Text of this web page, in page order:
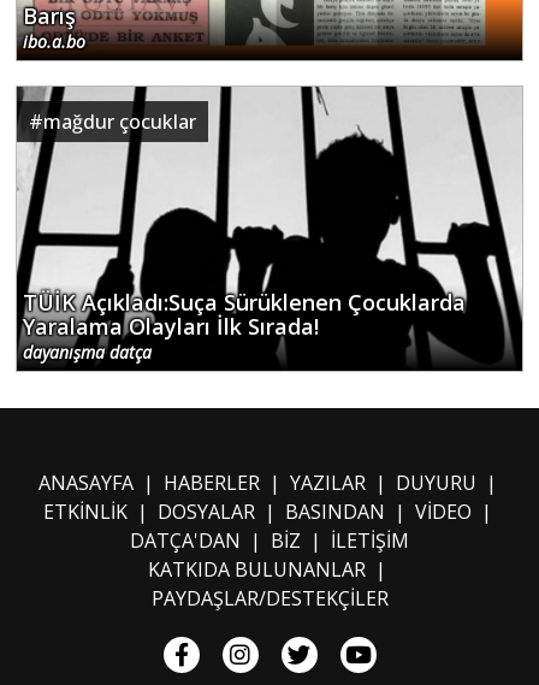
Barış
ibo.a.bo
#mağdur çocuklar
TÜİK Açıkladı:Suça Sürüklenen Çocuklarda
Yaralama Olayları İlk Sırada!
dayanışma datça
ANASAYFA| HABERLER| YAZILAR| DUYURU |
ETKİNLİK| DOSYALAR| BASINDAN | VİDEO |
DATÇA'DAN | BİZ | İLETİŞİM
KATKIDA BULUNANLAR |
PAYDAŞLAR/DESTEKÇİLER